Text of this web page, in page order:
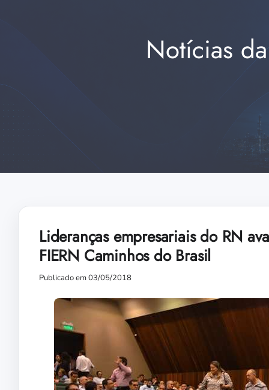
Notícias
Lideranças empresariais do RN
FIERN Caminhos do Brasil
Publicado em 03/05/2018